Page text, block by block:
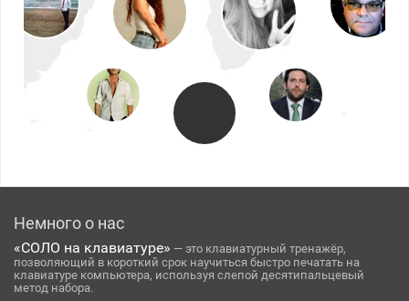
Немного о нас
«СОЛО на клавиатуре» — это клавиатурный тренажёр,
позволяющий в короткий срок научиться быстро печатать на
клавиатуре компьютера, используя слепой десятипальцевый
метод набора.